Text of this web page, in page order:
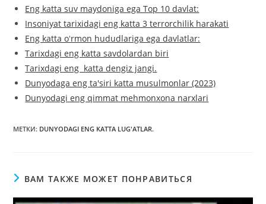
Eng katta suv maydoniga ega Top 10 davlat:
Insoniyat tarixidagi eng katta 3 terrorchilik harakati
Eng katta oʻrmon hududlariga ega davlatlar:
Tarixdagi eng katta savdolardan biri
Tarixdagi eng katta dengiz jangi.
Dunyodaga eng ta'siri katta musulmonlar (2023)
Dunyodagi eng qimmat mehmonxona narxlari
МЕТКИ: DUNYODAGI ENG KATTA LUG'ATLAR.
ВАМ ТАКЖЕ МОЖЕТ ПОНРАВИТЬСЯ